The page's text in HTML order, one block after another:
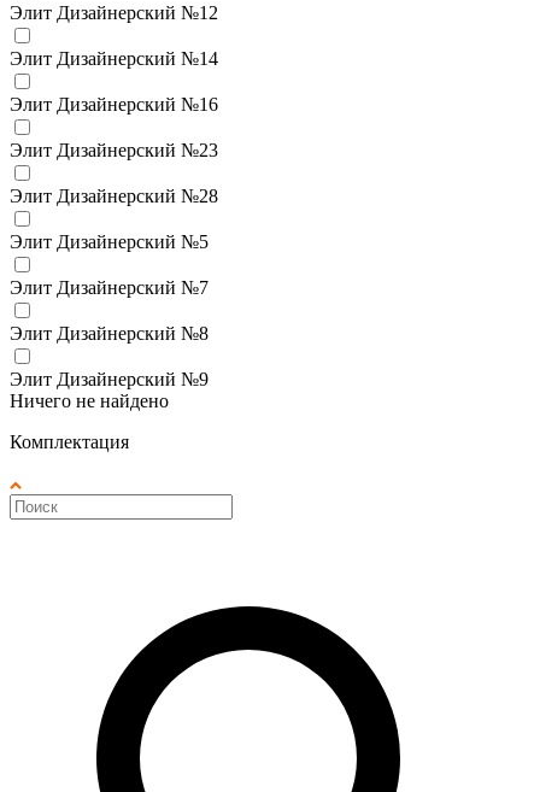
Элит Дизайнерский №12
Элит Дизайнерский №14
Элит Дизайнерский №16
Элит Дизайнерский №23
Элит Дизайнерский №28
Элит Дизайнерский №5
Элит Дизайнерский №7
Элит Дизайнерский №8
Элит Дизайнерский №9
Ничего не найдено
Комплектация